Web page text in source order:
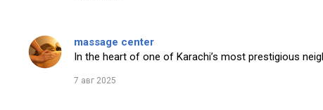
massage center
In the heart of one of Karachi’s most prestigious
7 авг 2025